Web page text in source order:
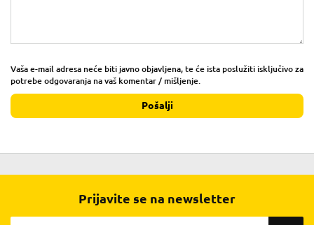
Vaša e-mail adresa neće biti javno objavljena, te će ista poslužiti isključivo za
potrebe odgovaranja na vaš komentar / mišljenje.
Pošalji
Prijavite se na newsletter